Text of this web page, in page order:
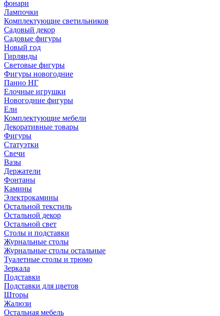
фонари
Лампочки
Комплектующие светильников
Садовый декор
Садовые фигуры
Новый год
Гирлянды
Световые фигуры
Фигуры новогодние
Панно НГ
Елочные игрушки
Новогодние фигуры
Ели
Комплектующие мебели
Декоративные товары
Фигуры
Статуэтки
Свечи
Вазы
Держатели
Фонтаны
Камины
Электрокамины
Остальной текстиль
Остальной декор
Остальной свет
Столы и подставки
Журнальные столы
Журнальные столы остальные
Туалетные столы и трюмо
Зеркала
Подставки
Подставки для цветов
Шторы
Жалюзи
Остальная мебель